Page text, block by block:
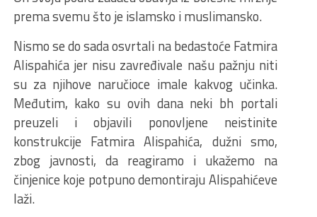
prema svemu što je islamsko i muslimansko.
Nismo se do sada osvrtali na bedastoće Fatmira
Alispahića jer nisu zavređivale našu pažnju niti
su za njihove naručioce imale kakvog učinka.
Međutim, kako su ovih dana neki bh portali
preuzeli i objavili ponovljene neistinite
konstrukcije Fatmira Alispahića, dužni smo,
zbog javnosti, da reagiramo i ukažemo na
činjenice koje potpuno demontiraju Alispahićeve
laži.